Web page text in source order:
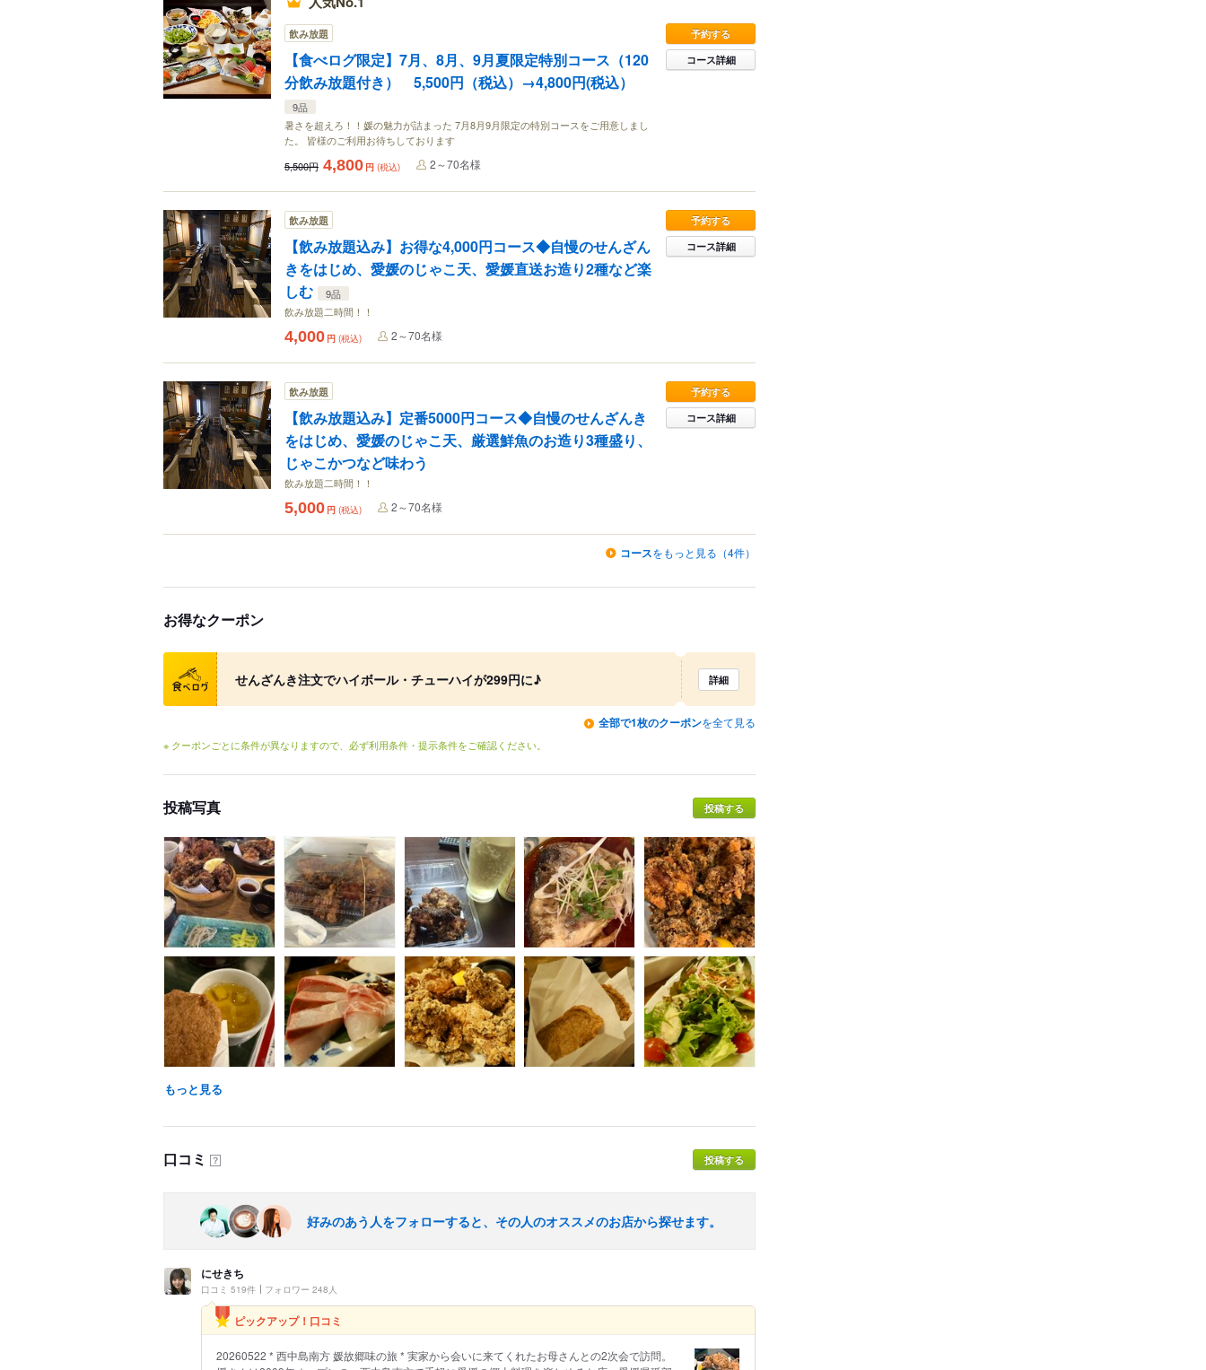
飲み放題
【食べログ限定】7月、8月、9月夏限定特別コース（120
分飲み放題付き） 5,500円（税込）→4,800円(税込）
9品
暑さを超えろ！！媛の魅力が詰まった 7月8月9月限定の特別コースをご用意しまし
た。 皆様のご利用お待ちしております
予約する
コース詳細
5,500円 4,800 円 (税込) 2～70名様
飲み放題
【飲み放題込み】お得な4,000円コース◆自慢のせんざん
きをはじめ、愛媛のじゃこ天、愛媛直送お造り2種など楽
しむ
9品
飲み放題二時間！！
予約する
コース詳細
4,000 円 (税込) 2～70名様
飲み放題
【飲み放題込み】定番5000円コース◆自慢のせんざんき
をはじめ、愛媛のじゃこ天、厳選鮮魚のお造り3種盛り、
じゃこかつなど味わう
飲み放題二時間！！
予約する
コース詳細
5,000 円 (税込) 2～70名様
コースをもっと見る（4件）
お得なクーポン
クーポン
せんざんき注文でハイボール・チューハイが299円に♪ 詳細
全部で1枚のクーポンを全て見る
※ クーポンごとに条件が異なりますので、必ず利用条件・提示条件をご確認ください。
投稿写真 投稿する
もっと見る
口コミ ？ 投稿する
好みのあう人をフォローすると、その人のオススメのお店から探せます。
にせきち
口コミ 519件 フォロワー 248人
ピックアップ！口コミ
20260522 * 西中島南方 媛故郷味の旅 * 実家から会いに来てくれたお母さんとの2次会で訪問。